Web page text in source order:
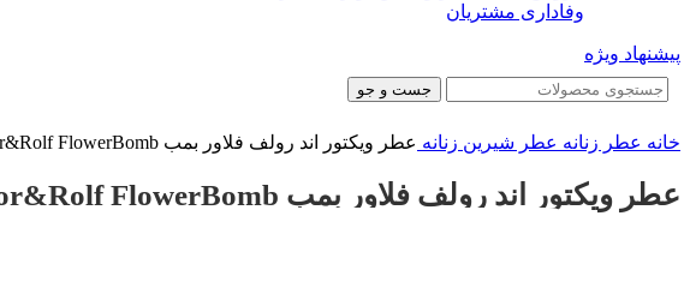
وفاداری مشتریان
پیشنهاد ویژه
جست و جو
خانه عطر زنانه عطر شیرین زنانه عطر ویکتور اند رولف فلاور بمب Viktor&Rolf FlowerBomb
عطر ویکتور اند رولف فلاور بمب Viktor&Rolf FlowerBomb